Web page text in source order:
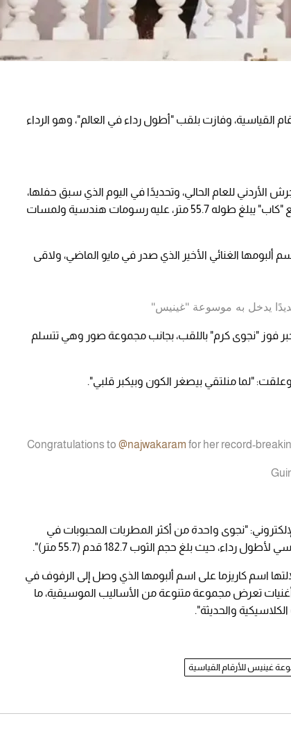
القياسية، وفازت بلقب "أطول رداء في العالم"، وهو الرداء
الأردني للعام الحالي، وتحديدًا في اليوم الذي سبق حفلها،
برداء مكون من جامبسوت أبيض مزين بحزام ذهبي، مع "كاب" يبلغ طوله 55.7 متر، عليه رسومات هندسية ولمسات
الغنائي الأخير الذي صدر في مايو الماضي، ولاقى
يدخل به موسوعة "غينيس"
فوز "نجوى كرم" باللقب، بجانب مجموعة صور وهي تتسلم
"لما منلتقي بيصغر الكون وبيكبر قلبي".
Congratulations to @najwakaram for her record-
"نجوى واحدة من أكثر المطربات المحبوبات في
حيث بلغ حجم الثوب 182.7 قدم (55.7 متر)".
اسم كاريزما على اسم ألبومها الذي وصل إلى الرفوف في
تعرض مجموعة متنوعة من الأساليب الموسيقية، ما
والحديثة".
غينيس للأرقام القياسية